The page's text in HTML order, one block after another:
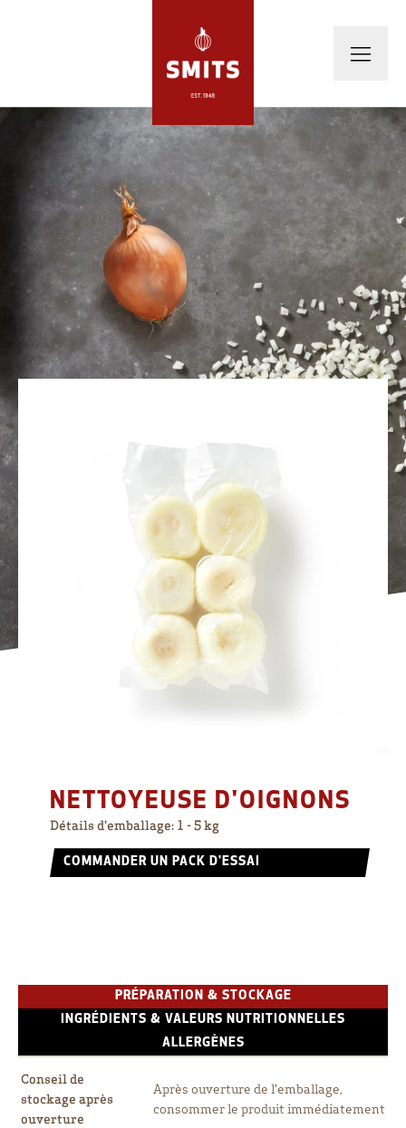
NETTOYEUSE D'OIGNONS
Détails d'emballage: 1 - 5 kg
COMMANDER UN PACK D'ESSAI
PRÉPARATION & STOCKAGE
INGRÉDIENTS & VALEURS NUTRITIONNELLES
ALLERGÈNES
Conseil de
stockage après
ouverture
Après ouverture de l'emballage,
consommer le produit immédiatement